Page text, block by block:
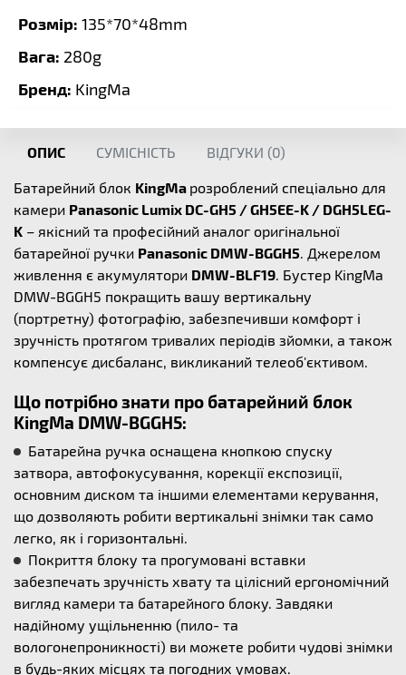
Розмір: 135*70*48mm
Вага: 280g
Бренд: KingMa
ОПИС СУМІСНІСТЬ ВІДГУКИ (0)
Батарейний блок KingMa розроблений спеціально для
камери Panasonic Lumix DC-GH5 / GH5EE-K / DGH5LEG-
K – якісний та професійний аналог оригінальної
батарейної ручки Panasonic DMW-BGGH5. Джерелом
живлення є акумулятори DMW-BLF19. Бустер KingMa
DMW-BGGH5 покращить вашу вертикальну
(портретну) фотографію, забезпечивши комфорт і
зручність протягом тривалих періодів зйомки, а також
компенсує дисбаланс, викликаний телеоб'єктивом.
Що потрібно знати про батарейний блок
KingMa DMW-BGGH5:
Батарейна ручка оснащена кнопкою спуску
затвора, автофокусування, корекції експозиції,
основним диском та іншими елементами керування,
що дозволяють робити вертикальні знімки так само
легко, як і горизонтальні.
Покриття блоку та прогумовані вставки
забезпечать зручність хвату та цілісний ергономічний
вигляд камери та батарейного блоку. Завдяки
надійному ущільненню (пило- та
вологонепроникності) ви можете робити чудові знімки
в будь-яких місцях та погодних умовах.